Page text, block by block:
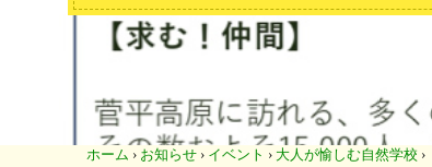
ホーム › お知らせ › イベント › 大人が愉しむ自然学校 ›